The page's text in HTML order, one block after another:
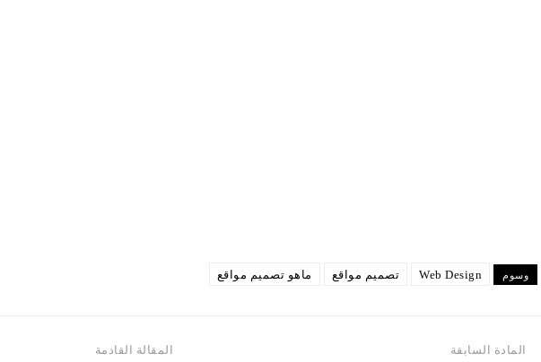
وسوم Web Design تصميم مواقع ماهو تصميم مواقع
المادة السابقة المقالة القادمة